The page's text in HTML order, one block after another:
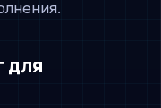
для